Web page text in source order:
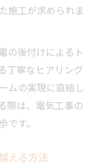
施工が求められま
の後付けによるト
丁寧なヒアリング
ムの実現に直結し
際は、電気工事の
す。
える方法